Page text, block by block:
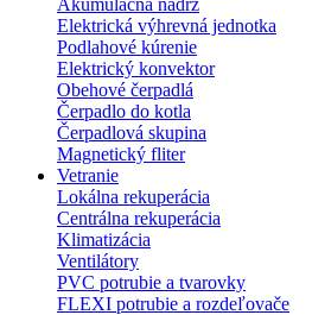
Akumulačná nádrž
Elektrická výhrevná jednotka
Podlahové kúrenie
Elektrický konvektor
Obehové čerpadlá
Čerpadlo do kotla
Čerpadlová skupina
Magnetický fliter
Vetranie
Lokálna rekuperácia
Centrálna rekuperácia
Klimatizácia
Ventilátory
PVC potrubie a tvarovky
FLEXI potrubie a rozdeľovače